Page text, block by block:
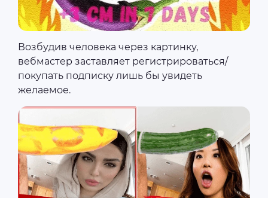
Возбудив человека через картинку,
вебмастер заставляет регистрироваться/
покупать подписку лишь бы увидеть
желаемое.